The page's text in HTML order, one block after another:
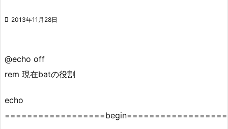
 2013年11月28日
@echo off
rem 現在batの役割
echo